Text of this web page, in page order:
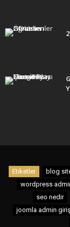
Etiketler blog
wordpress
seo nedir
joomla admin